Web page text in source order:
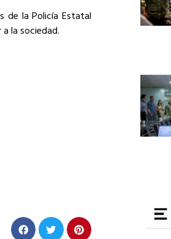
de la Policía Estatal
la sociedad.